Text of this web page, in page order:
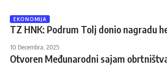
EKONOMIJA
TZ HNK: Podrum Tolj donio nagradu
10 Decembra, 2025
Otvoren Međunarodni sajam